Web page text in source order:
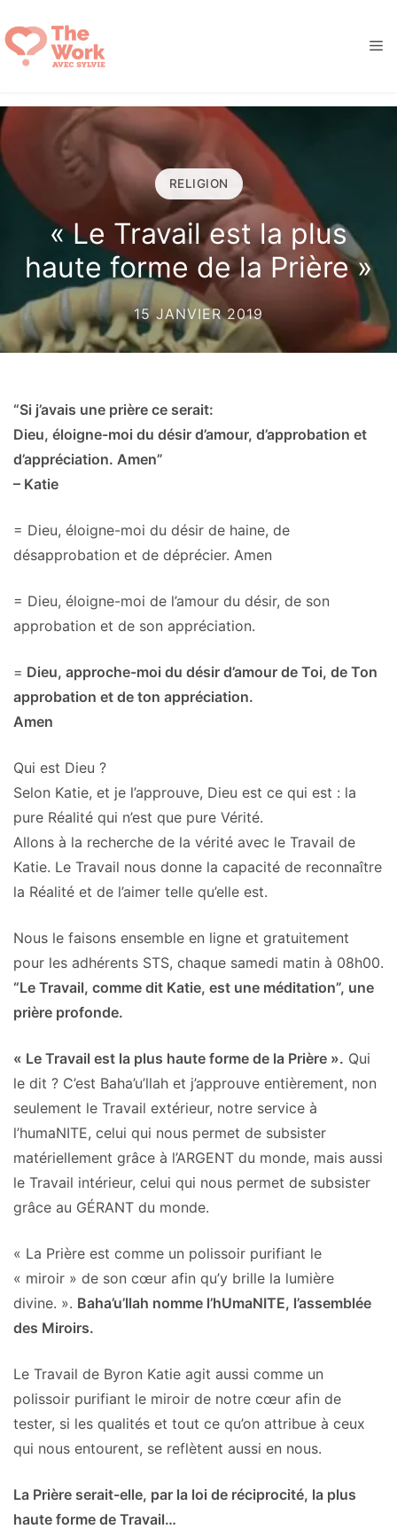
au
contenu
RELIGION
« Le Travail est la plus
haute forme de la Prière »
15 JANVIER 2019
“Si j’avais une prière ce serait:
Dieu, éloigne-moi du désir d’amour, d’approbation et
d’appréciation. Amen”
– Katie
= Dieu, éloigne-moi du désir de haine, de
désapprobation et de déprécier. Amen
= Dieu, éloigne-moi de l’amour du désir, de son
approbation et de son appréciation.
= Dieu, approche-moi du désir d’amour de Toi, de Ton
approbation et de ton appréciation.
Amen
Qui est Dieu ?
Selon Katie, et je l’approuve, Dieu est ce qui est : la
pure Réalité qui n’est que pure Vérité.
Allons à la recherche de la vérité avec le Travail de
Katie. Le Travail nous donne la capacité de reconnaître
la Réalité et de l’aimer telle qu’elle est.
Nous le faisons ensemble en ligne et gratuitement
pour les adhérents STS, chaque samedi matin à 08h00.
“Le Travail, comme dit Katie, est une méditation”, une
prière profonde.
« Le Travail est la plus haute forme de la Prière ». Qui
le dit ? C’est Baha’u’llah et j’approuve entièrement, non
seulement le Travail extérieur, notre service à
l’humaNITE, celui qui nous permet de subsister
matériellement grâce à l’ARGENT du monde, mais aussi
le Travail intérieur, celui qui nous permet de subsister
grâce au GÉRANT du monde.
« La Prière est comme un polissoir purifiant le
« miroir » de son cœur afin qu’y brille la lumière
divine. ». Baha’u’llah nomme l’hUmaNITE, l’assemblée
des Miroirs.
Le Travail de Byron Katie agit aussi comme un
polissoir purifiant le miroir de notre cœur afin de
tester, si les qualités et tout ce qu’on attribue à ceux
qui nous entourent, se reflètent aussi en nous.
La Prière serait-elle, par la loi de réciprocité, la plus
haute forme de Travail…